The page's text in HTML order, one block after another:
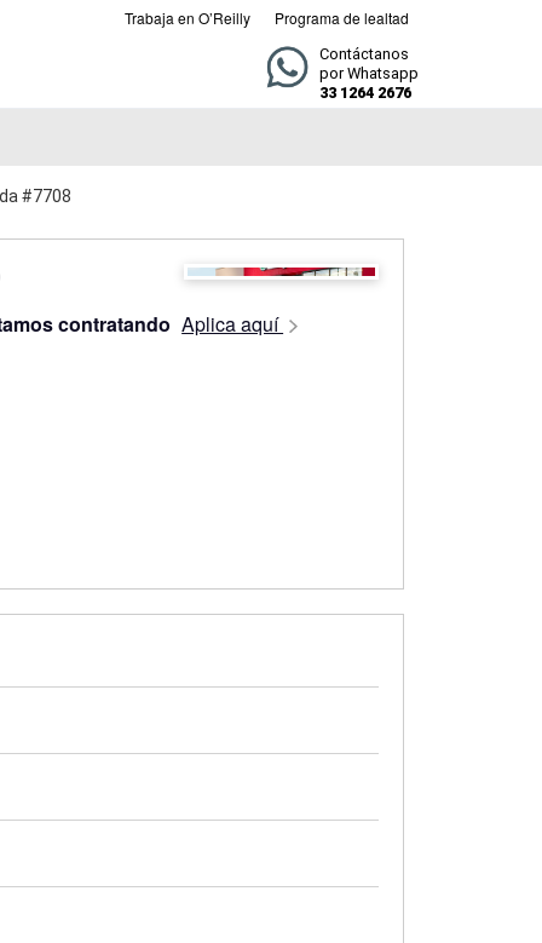
Trabaja en O’Reilly Programa de lealtad
Contáctanos
por Whatsapp
33 1264 2676
#7708
contratando Aplica aquí